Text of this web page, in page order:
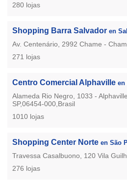
280 lojas
Shopping Barra Salvador en
Av. Centenário, 2992 Chame -
271 lojas
Centro Comercial Alphaville en
Alameda Rio Negro, 1033 -
SP,06454-000,Brasil
1010 lojas
Shopping Center Norte en São
Travessa Casalbuono, 120 Vila
276 lojas